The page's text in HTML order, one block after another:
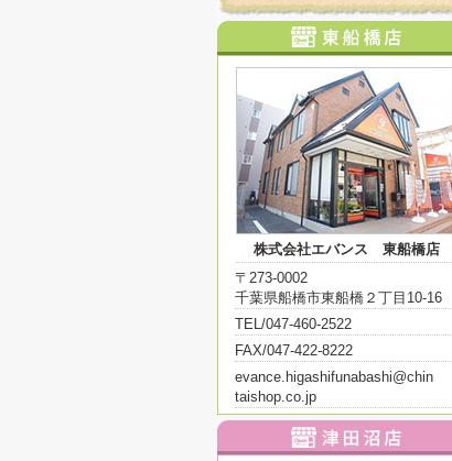
株式会社エバンス 東船橋店
〒273-0002
千葉県船橋市東船橋２丁目10-16
TEL/047-460-2522
FAX/047-422-8222
evance.higashifunabashi@chin
taishop.co.jp